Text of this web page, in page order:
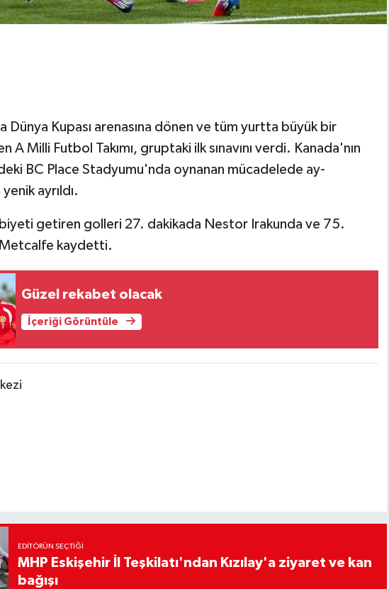
Dünya Kupası arenasına dönen ve tüm yurtta büyük bir
A Milli Futbol Takımı, gruptaki ilk sınavını verdi. Kanada'nın
BC Place Stadyumu'nda oynanan mücadelede ay-
yenik ayrıldı.
getiren golleri 27. dakikada Nestor Irakunda ve 75.
kaydetti.
Güzel rekabet olacak
İçeriği Görüntüle
EDITÖRÜN SEÇTIĞI
MHP Eskişehir İl Teşkilatı'ndan Kızılay'a ziyaret ve kan
bağışı